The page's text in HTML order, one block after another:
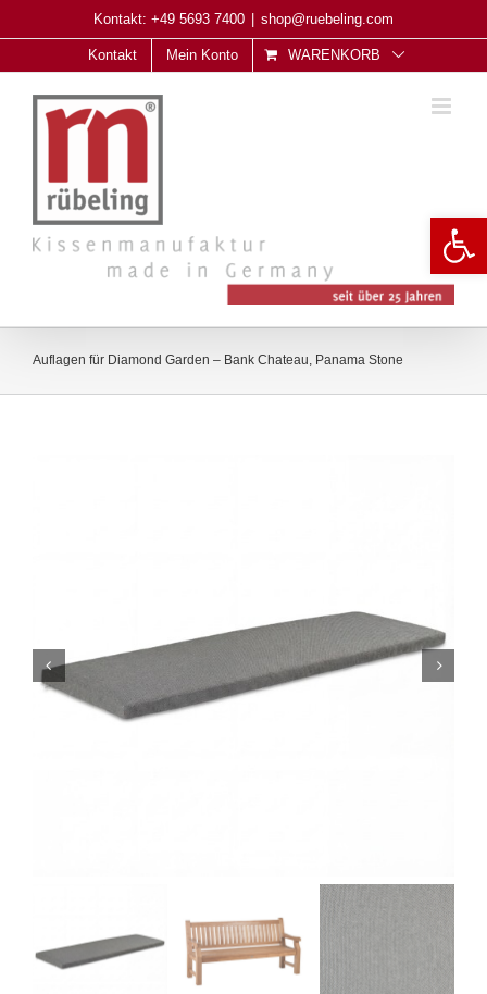
to
Kontakt: +49 5693 7400 shop@ruebeling.com
Kontakt Mein Konto WARENKORB
Auflagen für Diamond Garden – Bank Chateau, Panama Stone